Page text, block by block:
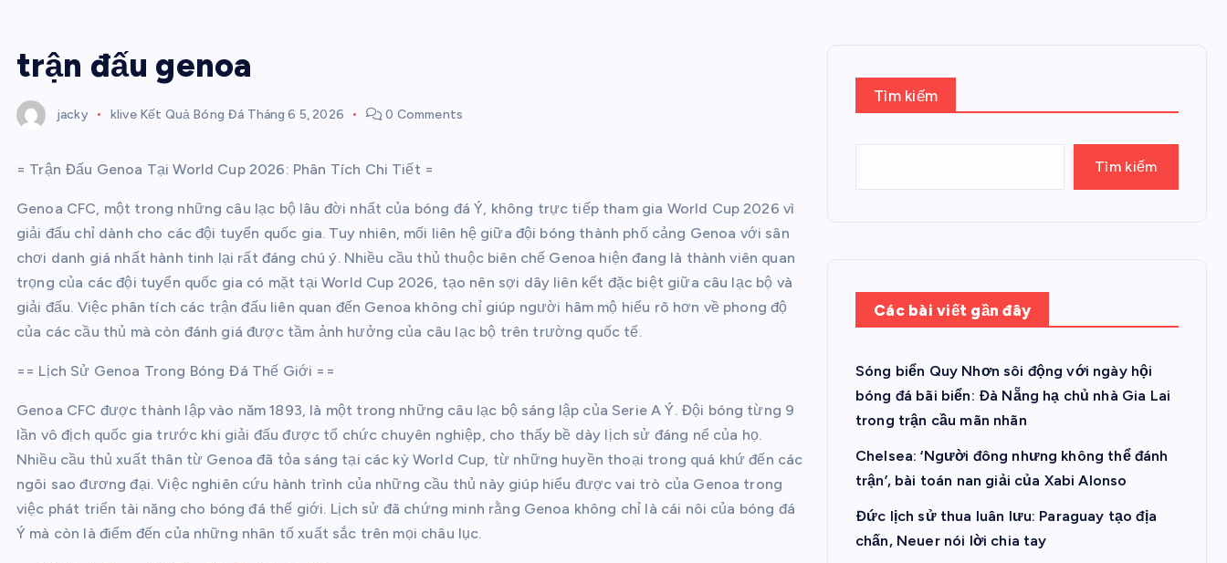
trận đấu genoa
jacky klive Kết Quả Bóng Đá Tháng 6 5, 2026 0 Comments
= Trận Đấu Genoa Tại World Cup 2026: Phân Tích Chi Tiết =
Genoa CFC, một trong những câu lạc bộ lâu đời nhất của bóng đá Ý, không trực tiếp tham gia World Cup 2026 vì
giải đấu chỉ dành cho các đội tuyển quốc gia. Tuy nhiên, mối liên hệ giữa đội bóng thành phố cảng Genoa với sân
chơi danh giá nhất hành tinh lại rất đáng chú ý. Nhiều cầu thủ thuộc biên chế Genoa hiện đang là thành viên quan
trọng của các đội tuyển quốc gia có mặt tại World Cup 2026, tạo nên sợi dây liên kết đặc biệt giữa câu lạc bộ và
giải đấu. Việc phân tích các trận đấu liên quan đến Genoa không chỉ giúp người hâm mộ hiểu rõ hơn về phong độ
của các cầu thủ mà còn đánh giá được tầm ảnh hưởng của câu lạc bộ trên trường quốc tế.
== Lịch Sử Genoa Trong Bóng Đá Thế Giới ==
Genoa CFC được thành lập vào năm 1893, là một trong những câu lạc bộ sáng lập của Serie A Ý. Đội bóng từng 9
lần vô địch quốc gia trước khi giải đấu được tổ chức chuyên nghiệp, cho thấy bề dày lịch sử đáng nể của họ.
Nhiều cầu thủ xuất thân từ Genoa đã tỏa sáng tại các kỳ World Cup, từ những huyền thoại trong quá khứ đến các
ngôi sao đương đại. Việc nghiên cứu hành trình của những cầu thủ này giúp hiểu được vai trò của Genoa trong
việc phát triển tài năng cho bóng đá thế giới. Lịch sử đã chứng minh rằng Genoa không chỉ là cái nôi của bóng đá
Ý mà còn là điểm đến của những nhân tố xuất sắc trên mọi châu lục.
Tìm kiếm
Tìm kiếm
Các bài viết gần đây
Sóng biển Quy Nhơn sôi động với ngày hội
bóng đá bãi biển: Đà Nẵng hạ chủ nhà Gia Lai
trong trận cầu mãn nhãn
Chelsea: ‘Người đông nhưng không thể đánh
trận’, bài toán nan giải của Xabi Alonso
Đức lịch sử thua luân lưu: Paraguay tạo địa
chấn, Neuer nói lời chia tay